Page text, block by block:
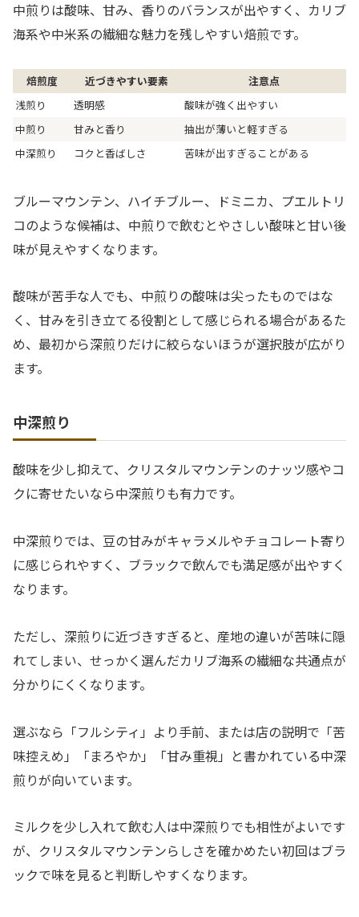
中煎りは酸味、甘み、香りのバランスが出やすく、カリブ
海系や中米系の繊細な魅力を残しやすい焙煎です。
焙煎度 近づきやすい要素
注意点
浅煎り
透明感
酸味が強く出やすい
中煎り
甘みと香り
抽出が薄いと軽すぎる
中深煎り
コクと香ばしさ 苦味が出すぎることがある
ブルーマウンテン、ハイチブルー、ドミニカ、プエルトリ
コのような候補は、中煎りで飲むとやさしい酸味と甘い後
味が見えやすくなります。
酸味が苦手な人でも、中煎りの酸味は尖ったものではな
く、甘みを引き立てる役割として感じられる場合があるた
め、最初から深煎りだけに絞らないほうが選択肢が広がり
ます。
中深煎り
酸味を少し抑えて、クリスタルマウンテンのナッツ感やコ
クに寄せたいなら中深煎りも有力です。
中深煎りでは、豆の甘みがキャラメルやチョコレート寄り
に感じられやすく、ブラックで飲んでも満足感が出やすく
なります。
ただし、深煎りに近づきすぎると、産地の違いが苦味に隠
れてしまい、せっかく選んだカリブ海系の繊細な共通点が
分かりにくくなります。
選ぶなら「フルシティ」より手前、または店の説明で「苦
味控えめ」「まろやか」「甘み重視」と書かれている中深
煎りが向いています。
ミルクを少し入れて飲む人は中深煎りでも相性がよいです
が、クリスタルマウンテンらしさを確かめたい初回はブラ
ックで味を見ると判断しやすくなります。